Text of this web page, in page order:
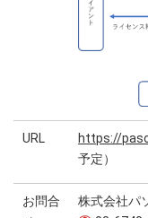
URL https://
予定）
お問合
株式会社パ